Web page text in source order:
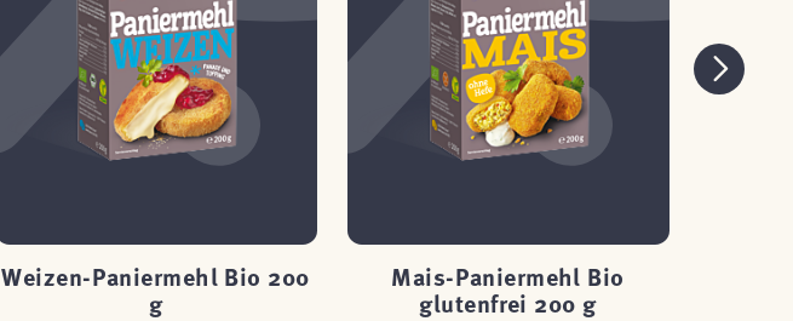
Weizen-Paniermehl Bio 200
g
Mais-Paniermehl Bio
glutenfrei 200 g